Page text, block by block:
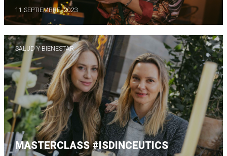
11 SEPTIEMBRE, 2023
SALUD Y BIENESTAR
MASTERCLASS #ISDINCEUTICS